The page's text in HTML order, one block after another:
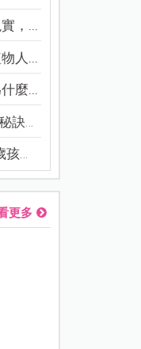
，...
人...
麼...
！...
...
更多